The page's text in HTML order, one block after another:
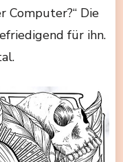
Computer?“ Die
für ihn.